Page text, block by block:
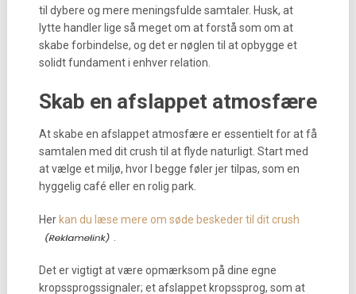
til dybere og mere meningsfulde samtaler. Husk, at
lytte handler lige så meget om at forstå som om at
skabe forbindelse, og det er nøglen til at opbygge et
solidt fundament i enhver relation.
Skab en afslappet atmosfære
At skabe en afslappet atmosfære er essentielt for at få
samtalen med dit crush til at flyde naturligt. Start med
at vælge et miljø, hvor I begge føler jer tilpas, som en
hyggelig café eller en rolig park.
Her kan du læse mere om søde beskeder til dit crush
Det er vigtigt at være opmærksom på dine egne
kropssprogssignaler; et afslappet kropssprog, som at